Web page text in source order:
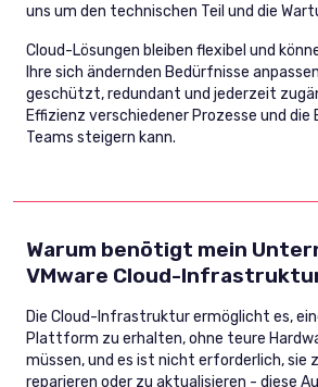
uns um den technischen Teil und die
Cloud-Lösungen bleiben flexibel und
Ihre sich ändernden Bedürfnisse
geschützt, redundant und jederzeit
Effizienz verschiedener Prozesse und die
Teams steigern kann.
Warum benötigt mein
VMware Cloud-
Die Cloud-Infrastruktur ermöglicht es,
Plattform zu erhalten, ohne teure
müssen, und es ist nicht erforderlich, sie
reparieren oder zu aktualisieren - diese